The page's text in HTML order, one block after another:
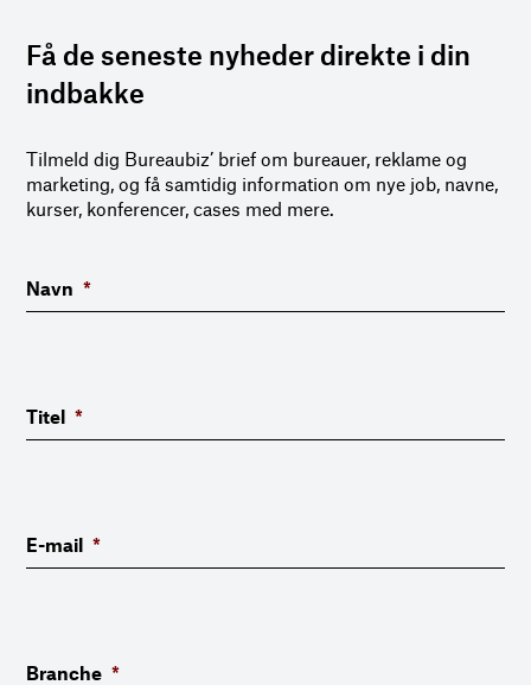
Få de seneste nyheder direkte i din
indbakke
Tilmeld dig Bureaubiz’ brief om bureauer, reklame og
marketing, og få samtidig information om nye job, navne,
kurser, konferencer, cases med mere.
Navn *
Titel *
E-mail *
Branche *